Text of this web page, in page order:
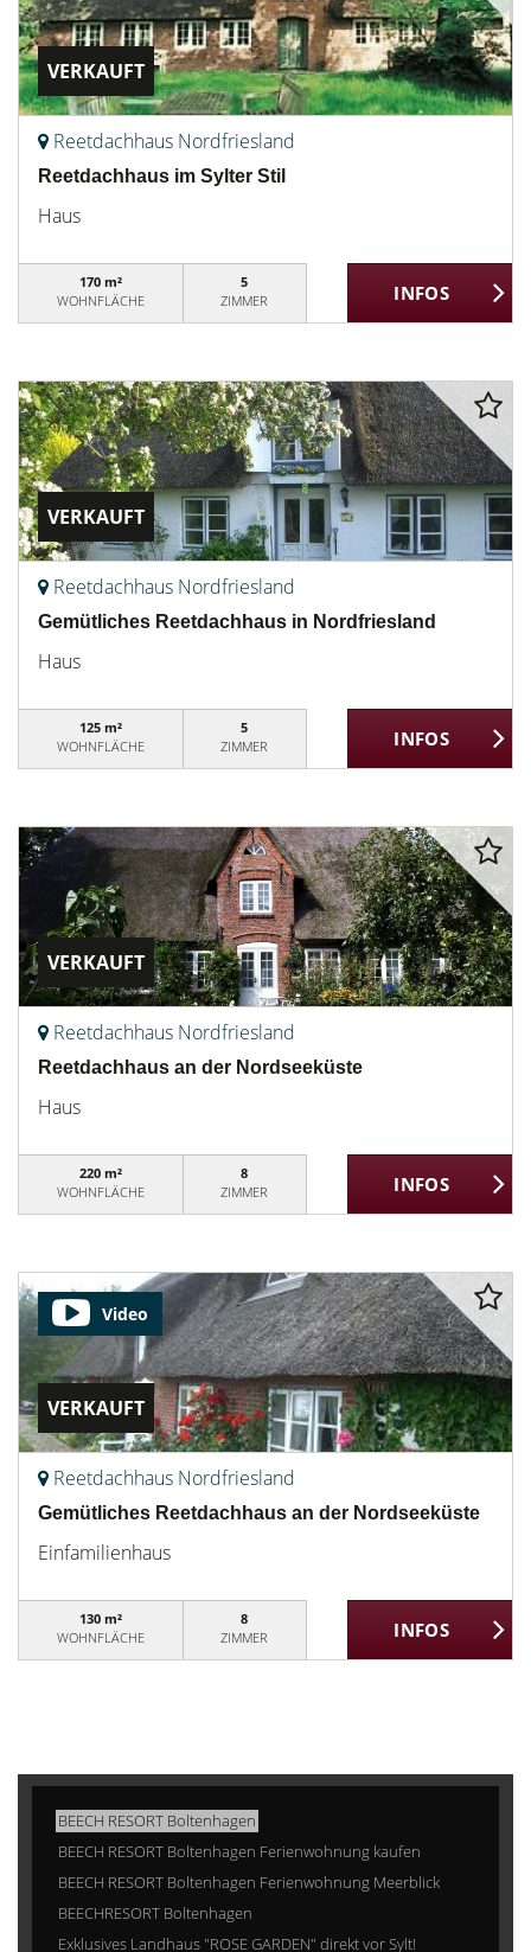
VERKAUFT
Reetdachhaus Nordfriesland
Reetdachhaus im Sylter Stil
Haus
170 m²
WOHNFLÄCHE
5
ZIMMER
VERKAUFT
Reetdachhaus Nordfriesland
Gemütliches Reetdachhaus in Nordfriesland
Haus
125 m²
WOHNFLÄCHE
5
ZIMMER
VERKAUFT
Reetdachhaus Nordfriesland
Reetdachhaus an der Nordseeküste
Haus
220 m²
WOHNFLÄCHE
8
ZIMMER
VERKAUFT
Video
Reetdachhaus Nordfriesland
Gemütliches Reetdachhaus an der Nordseeküste
Einfamilienhaus
130 m²
WOHNFLÄCHE
8
ZIMMER
BEECH RESORT Boltenhagen
BEECH RESORT Boltenhagen Ferienwohnung kaufen
BEECH RESORT Boltenhagen Ferienwohnung Meerblick
BEECHRESORT Boltenhagen
Exklusives Landhaus "ROSE GARDEN" direkt vor Sylt!